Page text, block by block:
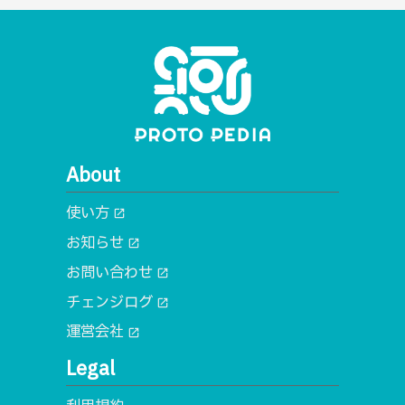
About
使い方 open_in_new
お知らせ open_in_new
お問い合わせ open_in_new
チェンジログ open_in_new
運営会社 open_in_new
Legal